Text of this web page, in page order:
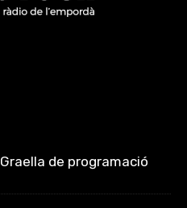
Graella de programació